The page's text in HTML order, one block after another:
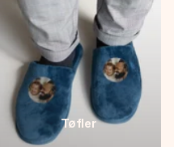
Tøfler